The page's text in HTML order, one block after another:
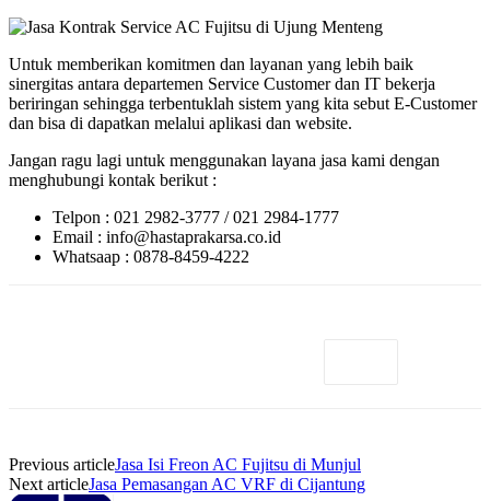
Untuk memberikan komitmen dan layanan yang lebih baik
sinergitas antara departemen Service Customer dan IT bekerja
beriringan sehingga terbentuklah sistem yang kita sebut E-Customer
dan bisa di dapatkan melalui aplikasi dan website.
Jangan ragu lagi untuk menggunakan layana jasa kami dengan
menghubungi kontak berikut :
Telpon : 021 2982-3777 / 021 2984-1777
Email : info@hastaprakarsa.co.id
Whatsaap : 0878-8459-4222
Previous articleJasa Isi Freon AC Fujitsu di Munjul
Next articleJasa Pemasangan AC VRF di Cijantung